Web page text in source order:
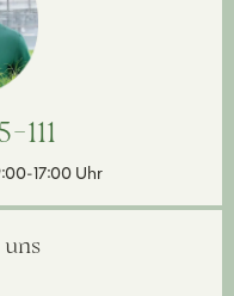
111
17:00 Uhr